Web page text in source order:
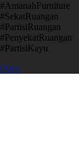
​#AmanahFurniture
​#SekatRuangan
​#PartisiRuangan
​#PenyekatRuangan
​#PartisiKayu
Open